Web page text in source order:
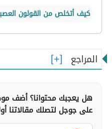
كيف أتخلص من القولون
لا يوجد علاج شافٍ لمرض
المرتبطة بنمط الحياة، والنظام
المراجع
هل يعجبك محتوانا؟ أضف
على جوجل لتصلك مقالاتنا